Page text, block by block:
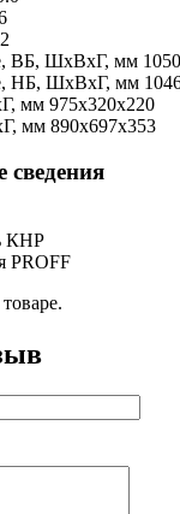
ВБ, ШxВxГ, мм
НБ, ШxВxГ, мм
мм 975x320x220
мм 890x697x353
КНР
PROFF